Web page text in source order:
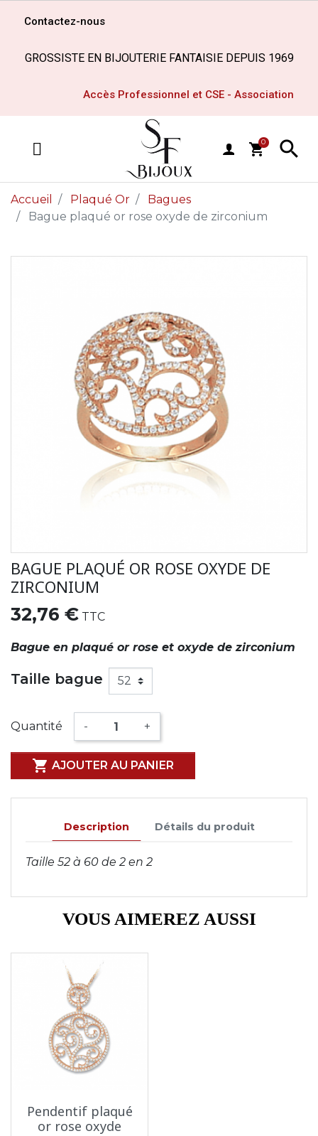
Contactez-nous
GROSSISTE EN BIJOUTERIE FANTAISIE DEPUIS 1969
Accès Professionnel et CSE - Association
shopping_cart
0 
Accueil Plaqué Or
Bagues
Bague plaqué or rose oxyde de zirconium
BAGUE PLAQUÉ OR ROSE OXYDE DE
ZIRCONIUM
32,76 € TTC
Bague en plaqué or rose et oxyde de zirconium
Taille bague
Quantité - +
 AJOUTER AU PANIER
Description Détails du produit
Taille 52 à 60 de 2 en 2
VOUS AIMEREZ AUSSI
Pendentif plaqué
or rose oxyde